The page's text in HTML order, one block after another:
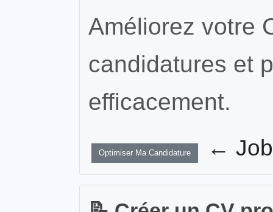
Améliorez votre
candidatures et
efficacement.
Optimiser Ma Candidature ←